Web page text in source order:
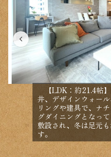
【LDK：約21.4帖
井、デザインウォー
リングや建具で、ナ
グダイニングとなっ
敷設され、冬は足元
す。